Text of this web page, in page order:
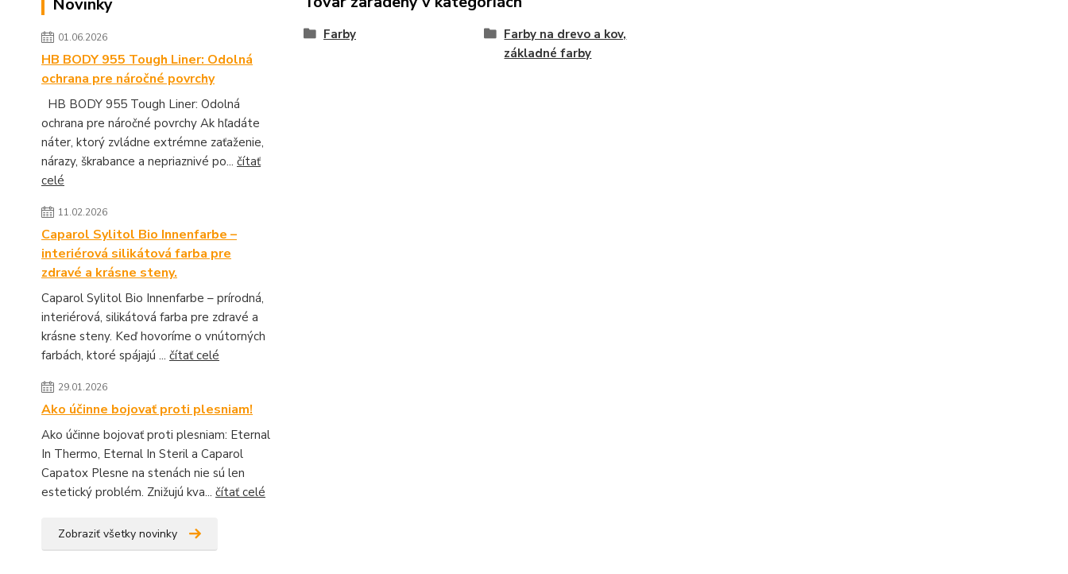
Novinky
01.06.2026
HB BODY 955 Tough Liner: Odolná
ochrana pre náročné povrchy
HB BODY 955 Tough Liner: Odolná
ochrana pre náročné povrchy Ak hľadáte
náter, ktorý zvládne extrémne zaťaženie,
nárazy, škrabance a nepriaznivé po... čítať
celé
11.02.2026
Caparol Sylitol Bio Innenfarbe –
interiérová silikátová farba pre
zdravé a krásne steny.
Caparol Sylitol Bio Innenfarbe – prírodná,
interiérová, silikátová farba pre zdravé a
krásne steny. Keď hovoríme o vnútorných
farbách, ktoré spájajú ... čítať celé
29.01.2026
Ako účinne bojovať proti plesniam!
Ako účinne bojovať proti plesniam: Eternal
In Thermo, Eternal In Steril a Caparol
Capatox Plesne na stenách nie sú len
estetický problém. Znižujú kva... čítať celé
Zobraziť všetky novinky
Farby
Farby na drevo a kov,
základné farby